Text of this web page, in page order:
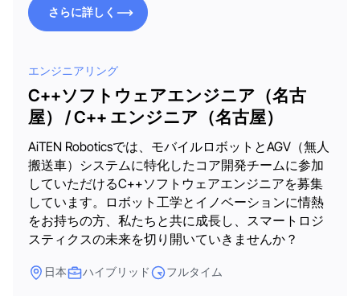
さらに詳しく
エンジニアリング
C++ソフトウェアエンジニア（名古
屋） / C++ エンジニア（名古屋）
AiTEN Roboticsでは、モバイルロボットとAGV（無人
搬送車）システムに特化したコア開発チームに参加
していただけるC++ソフトウェアエンジニアを募集
しています。ロボット工学とイノベーションに情熱
をお持ちの方、私たちと共に成長し、スマートロジ
スティクスの未来を切り開いていきませんか？
日本 ハイブリッド フルタイム